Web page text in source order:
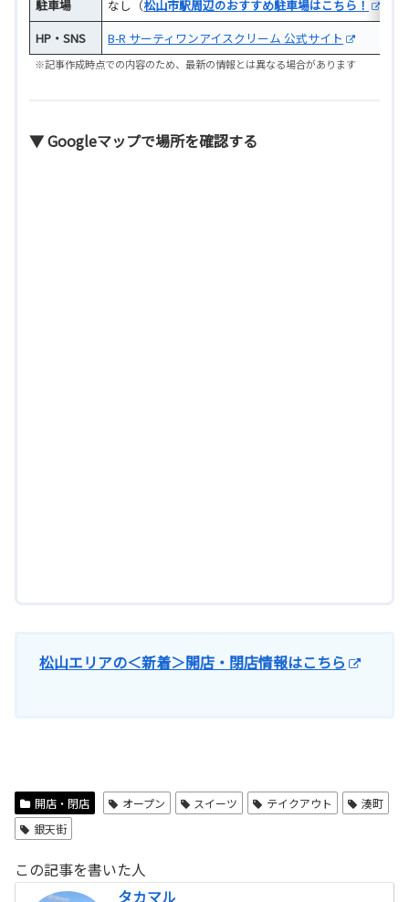
駐車場
なし（松山市駅周辺のおすすめ駐車場はこちら！
HP・SNS
B-R サーティワンアイスクリーム 公式サイト
※記事作成時点での内容のため、最新の情報とは異なる場合があります
▼ Googleマップで場所を確認する
松山エリアの＜新着＞開店・閉店情報はこちら
開店・閉店 オープン スイーツ テイクアウト
湊町
銀天街
この記事を書いた人
タカマル